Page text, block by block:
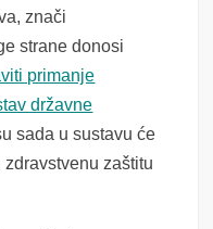
znači
strane donosi
primanje
državne
sada u sustavu će
zaštitu